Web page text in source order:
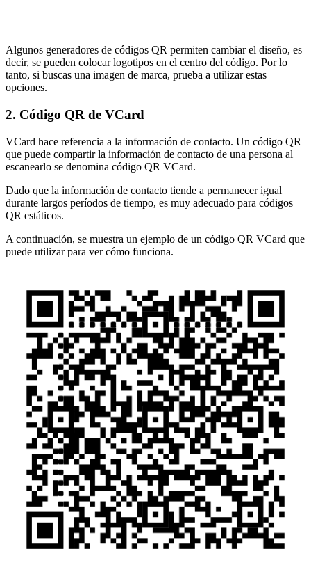
Algunos generadores de códigos QR permiten cambiar el diseño, es
decir, se pueden colocar logotipos en el centro del código. Por lo
tanto, si buscas una imagen de marca, prueba a utilizar estas
opciones.
2. Código QR de VCard
VCard hace referencia a la información de contacto. Un código QR
que puede compartir la información de contacto de una persona al
escanearlo se denomina código QR VCard.
Dado que la información de contacto tiende a permanecer igual
durante largos períodos de tiempo, es muy adecuado para códigos
QR estáticos.
A continuación, se muestra un ejemplo de un código QR VCard que
puede utilizar para ver cómo funciona.